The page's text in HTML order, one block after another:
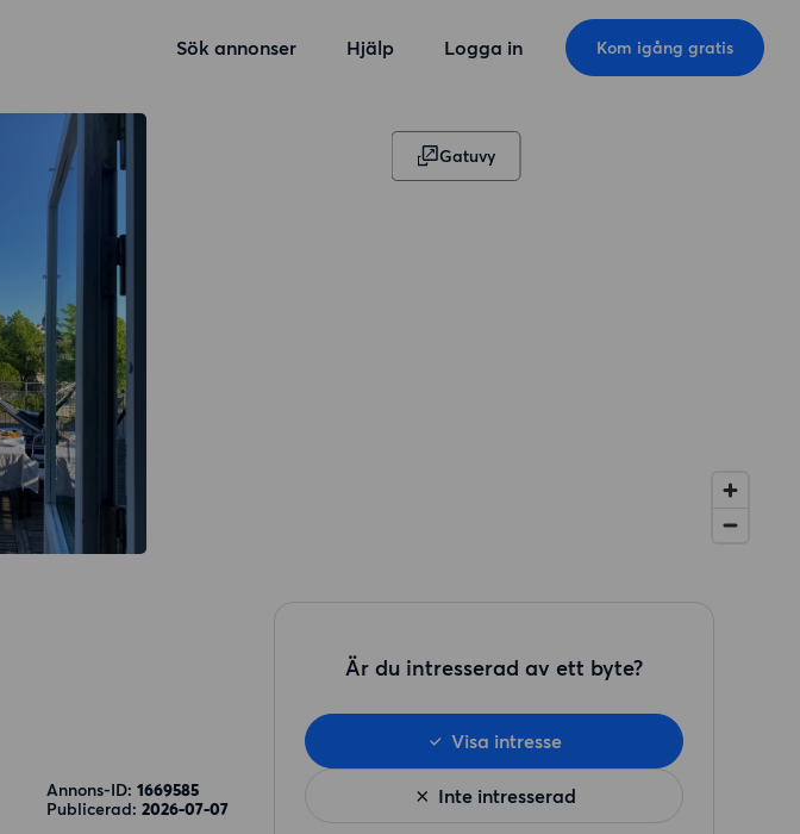
Sök annonser Hjälp Logga in Kom igång gratis
Gatuvy
Annons-ID: 1669585
Publicerad: 2026-07-07
Är du intresserad av ett byte?
Inte intresserad
Visa intresse